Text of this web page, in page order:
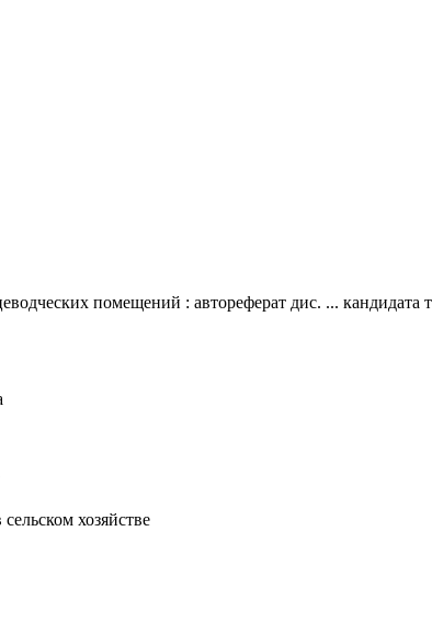
помещений : автореферат дис. ... кандидата
хозяйстве